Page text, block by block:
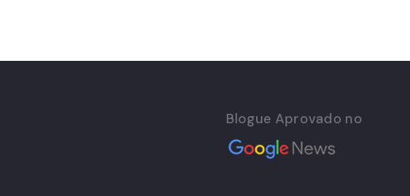
Blogue Aprovado no